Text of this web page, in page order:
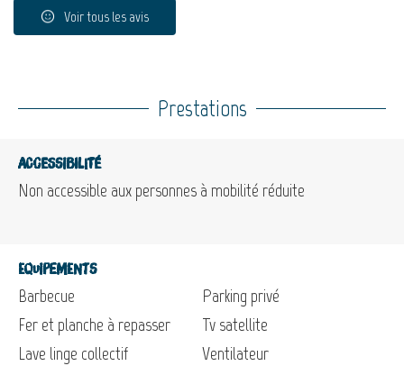
Voir tous les avis
Prestations
Accessibilité
Non accessible aux personnes à mobilité réduite
Equipements
Barbecue
Fer et planche à repasser
Lave linge collectif
Parking privé
Tv satellite
Ventilateur